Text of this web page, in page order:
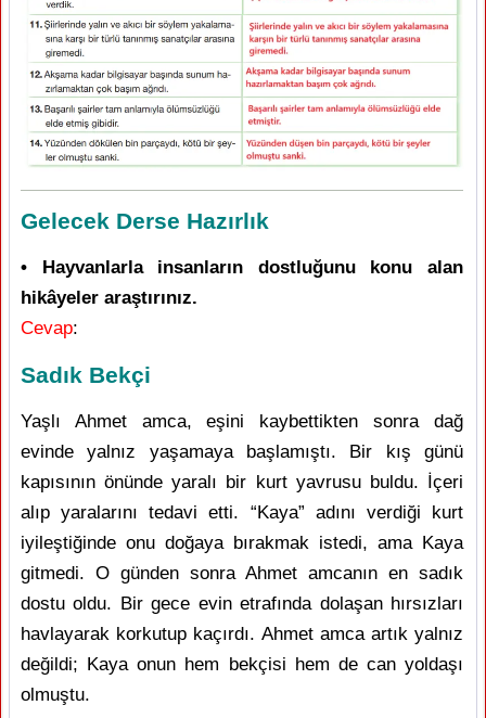
Gelecek Derse Hazırlık
• Hayvanlarla insanların dostluğunu konu alan
hikâyeler araştırınız.
Cevap:
Sadık Bekçi
Yaşlı Ahmet amca, eşini kaybettikten sonra dağ
evinde yalnız yaşamaya başlamıştı. Bir kış günü
kapısının önünde yaralı bir kurt yavrusu buldu. İçeri
alıp yaralarını tedavi etti. “Kaya” adını verdiği kurt
iyileştiğinde onu doğaya bırakmak istedi, ama Kaya
gitmedi. O günden sonra Ahmet amcanın en sadık
dostu oldu. Bir gece evin etrafında dolaşan hırsızları
havlayarak korkutup kaçırdı. Ahmet amca artık yalnız
değildi; Kaya onun hem bekçisi hem de can yoldaşı
olmuştu.